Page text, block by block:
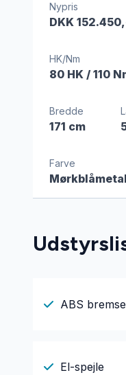
Nypris
DKK
HK/Nm
80 HK / 110
Bredde
171 cm
Farve
Mørkblåmetal
ABS
El-spejle